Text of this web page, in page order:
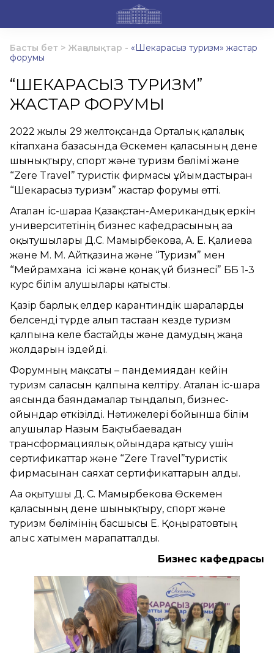
Басты бет > Жаңалықтар - «Шекарасыз туризм» жастар
форумы
“ШЕКАРАСЫЗ ТУРИЗМ”
ЖАСТАР ФОРУМЫ
2022 жылғы 29 желтоқсанда Орталық қалалық
кітапхана базасында Өскемен қаласының дене
шынықтыру, спорт және туризм бөлімі және
“Zere Travel” туристік фирмасы ұйымдастырған
“Шекарасыз туризм” жастар форумы өтті.
Аталған іс-шараға Қазақстан-Американдық еркін
университетінің бизнес кафедрасының аға
оқытушылары Д.С. Мамырбекова, А. Е. Қалиева
және М. М. Айтқазина және “Туризм” мен
“Мейрамхана ісі және қонақ үй бизнесі” ББ 1-3
курс білім алушылары қатысты.
Қазір барлық елдер карантиндік шараларды
белсенді түрде алып тастаған кезде туризм
қалпына келе бастайды және дамудың жаңа
жолдарын іздейді.
Форумның мақсаты – пандемиядан кейін
туризм саласын қалпына келтіру. Аталған іс-шара
аясында баяндамалар тыңдалып, бизнес-
ойындар өткізілді. Нәтижелері бойынша білім
алушылар Назым Бақтыбаевадан
трансформациялық ойындарға қатысу үшін
сертификаттар және “Zere Travel”туристік
фирмасынан саяхат сертификаттарын алды.
Аға оқытушы Д. С. Мамырбекова Өскемен
қаласының дене шынықтыру, спорт және
туризм бөлімінің басшысы Е. Қоңыратовтың
алғыс хатымен марапатталды.
Бизнес кафедрасы